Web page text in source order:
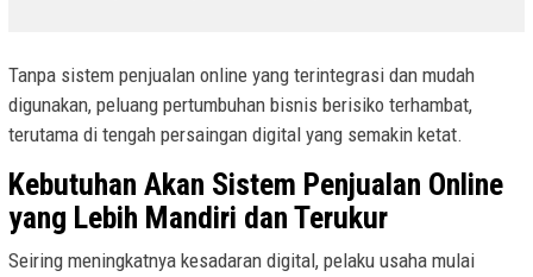
Tanpa sistem penjualan online yang terintegrasi dan mudah
digunakan, peluang pertumbuhan bisnis berisiko terhambat,
terutama di tengah persaingan digital yang semakin ketat.
Kebutuhan Akan Sistem Penjualan Online
yang Lebih Mandiri dan Terukur
Seiring meningkatnya kesadaran digital, pelaku usaha mulai